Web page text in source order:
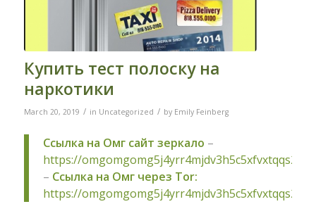
Купить тест полоску на
наркотики
March 20, 2019 / in Uncategorized / by Emily Feinberg
Ссылка на Омг сайт зеркало –
https://
– Ссылка на Омг через Tor:
https://